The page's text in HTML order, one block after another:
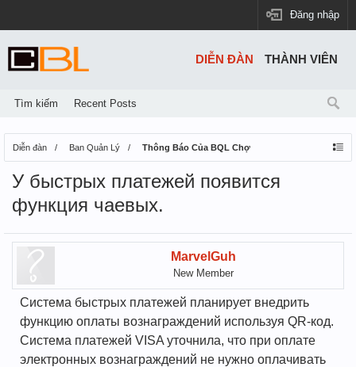
Đăng nhập
Diễn đàn Ban Quản Lý Thông Báo Của BQL Chợ
У быстрых платежей появится
функция чаевых.
MarvelGuh
New Member
Система быстрых платежей планирует внедрить
функцию оплаты вознаграждений используя QR-код.
Система платежей VISA уточнила, что при оплате
электронных вознаграждений не нужно оплачивать
DIỄN ĐÀN
Tìm kiếm Recent Posts
THÀNH VIÊN